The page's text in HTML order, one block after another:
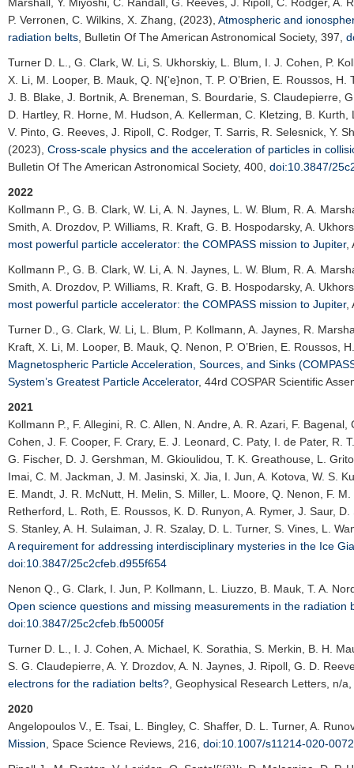
P. Verronen, C. Wilkins, X. Zhang, (2023), Atmospheric and
radiation belts Bulletin Of The American Astronomical Society, 397,
Turner D. L.
, G. Clark, W. Li, S. Ukhorskiy, L. Blum, I. J. Cohen, P.
X. Li, M. Looper, B. Mauk, Q. N{‘e}non, T. P. O’Brien, E. Roussos,
J. B. Blake, J. Bortnik, A. Breneman, S. Bourdarie, S. Claudepierre,
D. Hartley, R. Horne, M. Hudson, A. Kellerman, C. Kletzing, B.
V. Pinto, G. Reeves, J. Ripoll, C. Rodger, T. Sarris, R. Selesnick, Y.
(2023), Cross-scale physics and the acceleration of particles in
Bulletin Of The American Astronomical Society, 400, doi:10.3847/
2022
Kollmann P.
, G. B. Clark, W. Li, A. N. Jaynes, L. W. Blum, R. A.
Smith, A. Drozdov, P. Williams, R. Kraft, G. B. Hospodarsky, A.
most powerful particle accelerator: the COMPASS mission to Jupiter,
Kollmann P.
, G. B. Clark, W. Li, A. N. Jaynes, L. W. Blum, R. A.
Smith, A. Drozdov, P. Williams, R. Kraft, G. B. Hospodarsky, A.
most powerful particle accelerator: the COMPASS mission to Jupiter,
Turner D.
, G. Clark, W. Li, L. Blum, P. Kollmann, A. Jaynes, R.
Kraft, X. Li, M. Looper, B. Mauk, Q. Nenon, P. O’Brien, E. Roussos,
Magnetospheric Particle Acceleration, Sources, and Sinks
System’s Greatest Particle Accelerator, 44rd COSPAR Scientific
2021
Kollmann P.
, F. Allegini, R. C. Allen, N. Andre, A. R. Azari, F.
Cohen, J. F. Cooper, F. Crary, E. J. Leonard, C. Paty, I. de Pater, R.
G. Fischer, D. J. Gershman, M. Gkioulidou, T. K. Greathouse, L.
Imai, C. M. Jackman, J. M. Jasinski, X. Jia, I. Jun, A. Kotova, W. S.
E. Mandt, J. R. McNutt, H. Melin, S. Miller, L. Moore, Q. Nenon, F.
Retherford, L. Roth, E. Roussos, K. D. Runyon, A. Rymer, J. Saur,
S. Stanley, A. H. Sulaiman, J. R. Szalay, D. L. Turner, S. Vines, L.
A requirement for addressing interdisciplinary mysteries in the Ice
doi:10.3847/25c2cfeb.d955f654
Nenon Q.
, G. Clark, I. Jun, P. Kollmann, L. Liuzzo, B. Mauk, T. A.
Open science questions and missing measurements in the radiation
doi:10.3847/25c2cfeb.fb50005f
Turner D. L.
, I. J. Cohen, A. Michael, K. Sorathia, S. Merkin, B. H.
S. G. Claudepierre, A. Y. Drozdov, A. N. Jaynes, J. Ripoll, G. D.
electrons for the radiation belts? Geophysical Research Letters , n/
2020
Angelopoulos V.
, E. Tsai, L. Bingley, C. Shaffer, D. L. Turner, A.
Mission Space Science Reviews , 216, doi:10.1007/s11214-020-